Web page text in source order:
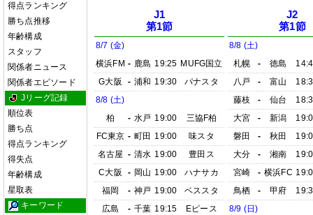
得点ランキング
勝ち点推移
年齢構成
スタッフ
関係者ニュース
関係者エピソード
Jリーグ記録
順位表
勝ち点
得点ランキング
得失点
年齢構成
星取表
キーワード
J1
第1節
8/7 (金)
横浜FM - 鹿島 19:25 MUFG国立
G大阪
- 浦和 19:30
パナスタ
8/8 (土)
柏
- 水戸 19:00
三協F柏
FC東京 - 町田 19:00
味スタ
名古屋 - 清水 19:00
豊田ス
C大阪
- 岡山 19:00
ハナサカ
福岡
- 神戸 19:00
ベススタ
広島
- 千葉 19:15
Eピース
J2
第1節
8/8 (土)
札幌
- 徳島
八戸
- 富山
藤枝
- 仙台
大宮
- 新潟
磐田
- 秋田
大分
- 湘南
宮崎
- 横浜FC
鳥栖
- 甲府
8/9 (日)